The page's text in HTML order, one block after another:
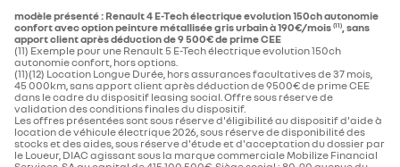
modèle présenté : Renault 4 E-Tech électrique evolution 150ch autonomie
confort​ avec option peinture métallisée gris urbain à 190€/mois (11), sans
apport client après déduction de 9 500€ de prime CEE
(11) Exemple pour une Renault 5 E-Tech électrique evolution 150ch
autonomie confort​, hors options.
(11)(12) Location Longue Durée, hors assurances facultatives de 37 mois,
45 000km, sans apport client après déduction de 9500€ de prime CEE
dans le cadre du dispositif leasing social. Offre sous réserve de
validation des conditions finales du dispositif.
Les offres présentées sont sous réserve d'éligibilité au dispositif d'aide à
location de véhicule électrique 2026, sous réserve de disponibilité des
stocks et des aides, sous réserve d'étude et d'acceptation du dossier par
le Loueur, DIAC agissant sous la marque commerciale Mobilize Financial